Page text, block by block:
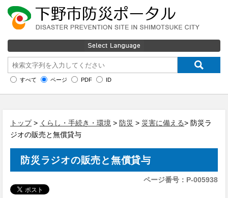
すべて ページ PDF ID
トップ> くらし・手続き・環境 > 防災 > 災害に備える> 防災ラ
ジオの販売と無償貸与
防災ラジオの販売と無償貸与
ページ番号：P-005938